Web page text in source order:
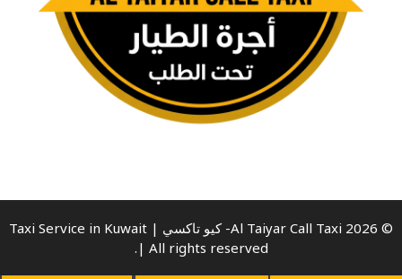
© 2026 Al Taiyar Call Taxi- كيو تاكسي | Taxi Service in Kuwait
| All rights reserved.